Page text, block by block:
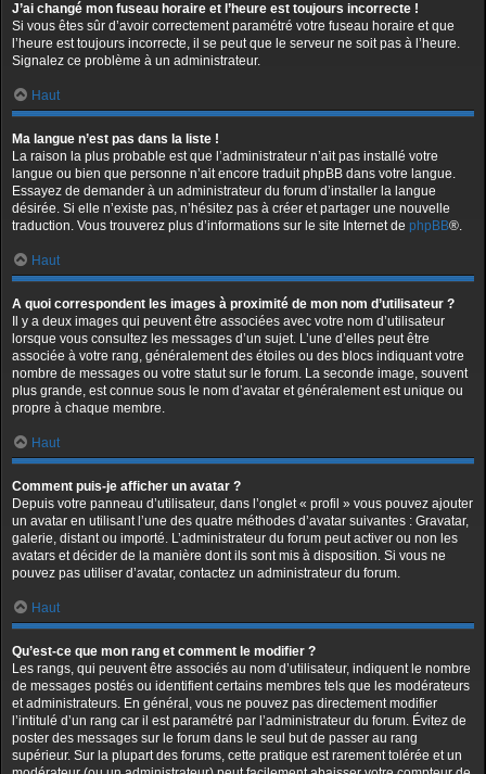
J’ai changé mon fuseau horaire et l’heure est toujours incorrecte !
Si vous êtes sûr d’avoir correctement paramétré votre fuseau horaire et que
l’heure est toujours incorrecte, il se peut que le serveur ne soit pas à l’heure.
Signalez ce problème à un administrateur.
Haut
Ma langue n’est pas dans la liste !
La raison la plus probable est que l’administrateur n’ait pas installé votre
langue ou bien que personne n’ait encore traduit phpBB dans votre langue.
Essayez de demander à un administrateur du forum d’installer la langue
désirée. Si elle n’existe pas, n’hésitez pas à créer et partager une nouvelle
traduction. Vous trouverez plus d’informations sur le site Internet de phpBB®.
Haut
A quoi correspondent les images à proximité de mon nom d’utilisateur ?
Il y a deux images qui peuvent être associées avec votre nom d’utilisateur
lorsque vous consultez les messages d’un sujet. L’une d’elles peut être
associée à votre rang, généralement des étoiles ou des blocs indiquant votre
nombre de messages ou votre statut sur le forum. La seconde image, souvent
plus grande, est connue sous le nom d’avatar et généralement est unique ou
propre à chaque membre.
Haut
Comment puis-je afficher un avatar ?
Depuis votre panneau d’utilisateur, dans l’onglet « profil » vous pouvez ajouter
un avatar en utilisant l’une des quatre méthodes d’avatar suivantes : Gravatar,
galerie, distant ou importé. L’administrateur du forum peut activer ou non les
avatars et décider de la manière dont ils sont mis à disposition. Si vous ne
pouvez pas utiliser d’avatar, contactez un administrateur du forum.
Haut
Qu’est-ce que mon rang et comment le modifier ?
Les rangs, qui peuvent être associés au nom d’utilisateur, indiquent le nombre
de messages postés ou identifient certains membres tels que les modérateurs
et administrateurs. En général, vous ne pouvez pas directement modifier
l’intitulé d’un rang car il est paramétré par l’administrateur du forum. Évitez de
poster des messages sur le forum dans le seul but de passer au rang
supérieur. Sur la plupart des forums, cette pratique est rarement tolérée et un